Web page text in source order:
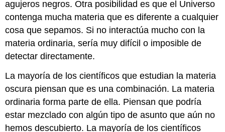
agujeros negros. Otra posibilidad es que el Universo
contenga mucha materia que es diferente a cualquier
cosa que sepamos. Si no interactúa mucho con la
materia ordinaria, sería muy difícil o imposible de
detectar directamente.
La mayoría de los científicos que estudian la materia
oscura piensan que es una combinación. La materia
ordinaria forma parte de ella. Piensan que podría
estar mezclado con algún tipo de asunto que aún no
hemos descubierto. La mayoría de los científicos